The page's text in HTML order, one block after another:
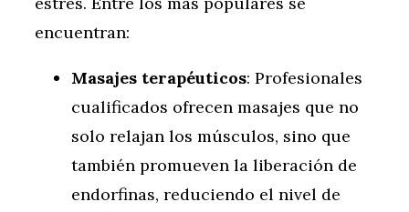
encuentran:
Masajes terapéuticos: Profesionales
cualificados ofrecen masajes que no
solo relajan los músculos, sino que
también promueven la liberación de
endorfinas, reduciendo el nivel de